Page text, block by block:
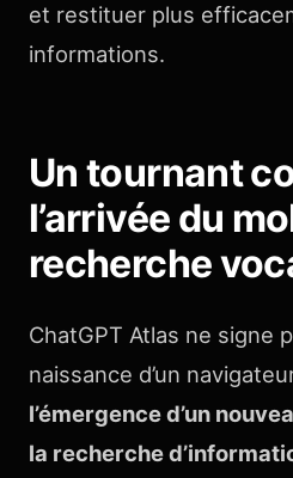
et restituer plus
informations.
Un tournant
l’arrivée du
recherche
ChatGPT Atlas ne signe
naissance d’un
l’émergence d’un
la recherche